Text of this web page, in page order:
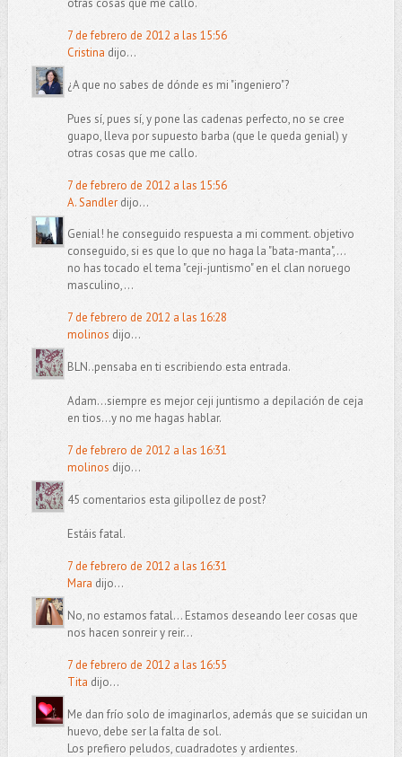
7 de febrero de 2012 a las 15:56
Cristina dijo...
¿A que no sabes de dónde es mi "ingeniero"?
Pues sí, pues sí, y pone las cadenas perfecto, no se cree
guapo, lleva por supuesto barba (que le queda genial) y
otras cosas que me callo.
7 de febrero de 2012 a las 15:56
A. Sandlerdijo...
Genial! he conseguido respuesta a mi comment. objetivo
conseguido, si es que lo que no haga la "bata-manta",...
no has tocado el tema "ceji-juntismo" en el clan noruego
masculino,...
7 de febrero de 2012 a las 16:28
molinos dijo...
BLN..pensaba en ti escribiendo esta entrada.
Adam...siempre es mejor ceji juntismo a depilación de ceja
en tios...y no me hagas hablar.
7 de febrero de 2012 a las 16:31
molinos dijo...
45 comentarios esta gilipollez de post?
Estáis fatal.
7 de febrero de 2012 a las 16:31
Mara dijo...
No, no estamos fatal... Estamos deseando leer cosas que
nos hacen sonreir y reir...
7 de febrero de 2012 a las 16:55
Tita dijo...
Me dan frío solo de imaginarlos, además que se suicidan un
huevo, debe ser la falta de sol.
Los prefiero peludos, cuadradotes y ardientes.